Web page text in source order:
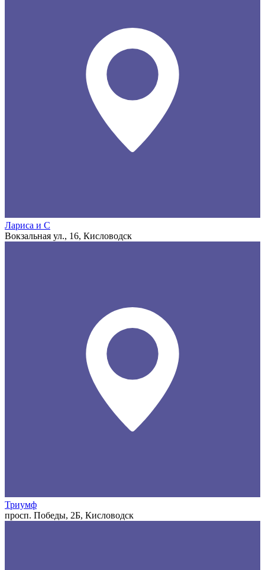
Лариса и С
Вокзальная ул., 16, Кисловодск
Триумф
просп. Победы, 2Б, Кисловодск